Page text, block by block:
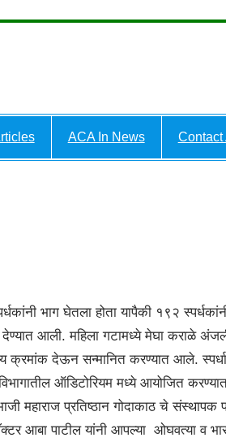
ACA In News Contact
भाग घेतला होता यापैकी १९२
आली. महिला गटामध्ये मेघा कराळे
देऊन सन्मानित करण्यात आले. स्पर्धा
ऑडिटोरियम मध्ये आयोजित
महाराज प्रतिष्ठान गोदाकाठ चे संस्थापक
आबा पाटील यांनी आपल्या ओघवत्या व